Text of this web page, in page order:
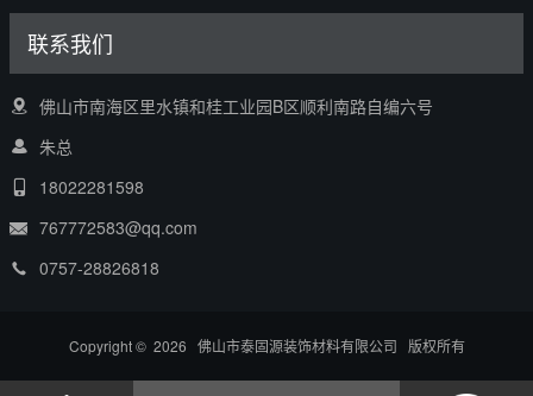
联系我们
佛山市南海区里水镇和桂工业园B区顺利南路自编六号
朱总
18022281598
767772583@qq.com
0757-28826818
Copyright © 2026 佛山市泰固源装饰材料有限公司 版权所有